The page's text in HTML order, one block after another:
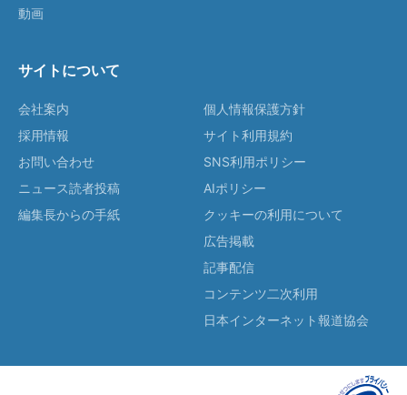
動画
サイトについて
会社案内
採用情報
お問い合わせ
ニュース読者投稿
編集長からの手紙
個人情報保護方針
サイト利用規約
SNS利用ポリシー
AIポリシー
クッキーの利用について
広告掲載
記事配信
コンテンツ二次利用
日本インターネット報道協会